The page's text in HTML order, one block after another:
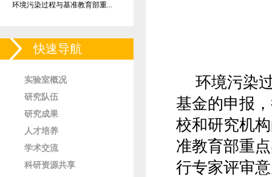
环境污染过程与基准教育部重...
快速导航
实验室概况
研究队伍
研究成果
人才培养
学术交流
科研资源共享
环境污染
基金的申报
校和研究机
准教育部重
行专家评审